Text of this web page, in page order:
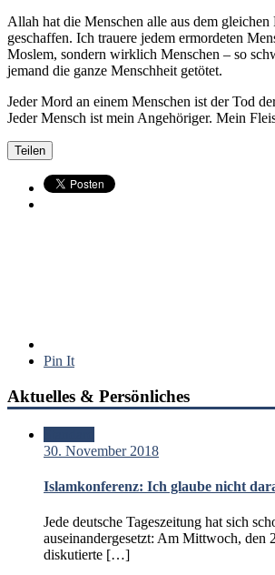
Allah hat die Menschen alle aus dem
geschaffen. Ich trauere jedem ermordeten
Moslem, sondern wirklich Menschen – so
jemand die ganze Menschheit getötet.
Jeder Mord an einem Menschen ist der Tod
Jeder Mensch ist mein Angehöriger. Mein
Teilen
Pin It
Aktuelles & Persönliches
30. November 2018
Islamkonferenz: Ich glaube nicht
Jede deutsche Tageszeitung hat sich
auseinandergesetzt: Am Mittwoch, den
diskutierte […]